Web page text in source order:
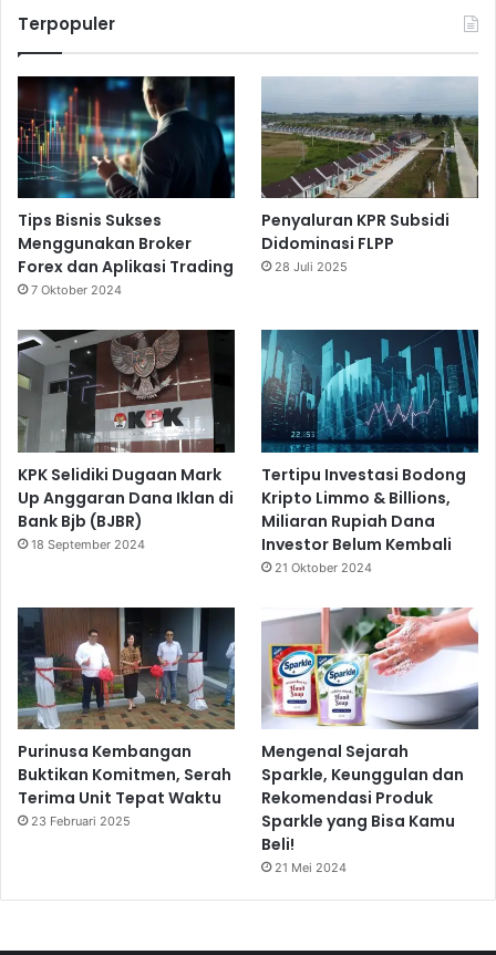
Terpopuler
Tips Bisnis Sukses
Menggunakan Broker
Forex dan Aplikasi Trading
7 Oktober 2024
Penyaluran KPR Subsidi
Didominasi FLPP
28 Juli 2025
KPK Selidiki Dugaan Mark
Up Anggaran Dana Iklan di
Bank Bjb (BJBR)
18 September 2024
Tertipu Investasi Bodong
Kripto Limmo & Billions,
Miliaran Rupiah Dana
Investor Belum Kembali
21 Oktober 2024
Purinusa Kembangan
Buktikan Komitmen, Serah
Terima Unit Tepat Waktu
23 Februari 2025
Mengenal Sejarah
Sparkle, Keunggulan dan
Rekomendasi Produk
Sparkle yang Bisa Kamu
Beli!
21 Mei 2024